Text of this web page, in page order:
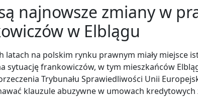
najnowsze zmiany w
w Elblągu
latach na polskim rynku prawnym miały miejsce
sytuację frankowiczów, w tym mieszkańców
Trybunału Sprawiedliwości Unii
klauzule abuzywne w umowach kredytowych